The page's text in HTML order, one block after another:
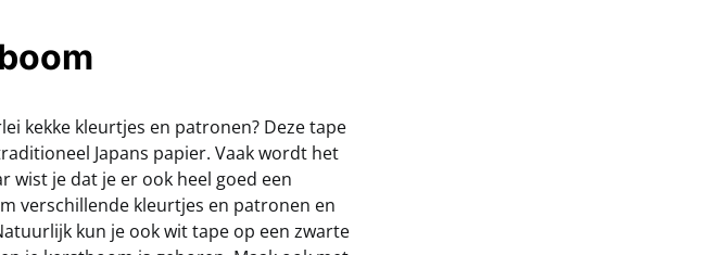
kekke kleurtjes en patronen? Deze tape
Japans papier. Vaak wordt het
wist je dat je er ook heel goed een
verschillende kleurtjes en patronen en
kun je ook wit tape op een zwarte